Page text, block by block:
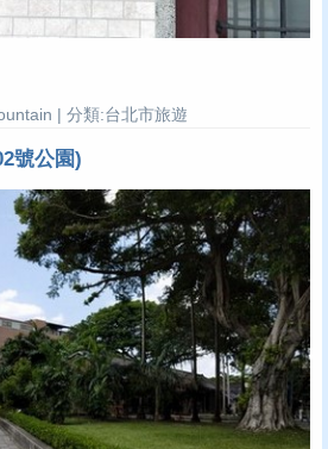
| 分類:台北市旅遊
號公園)